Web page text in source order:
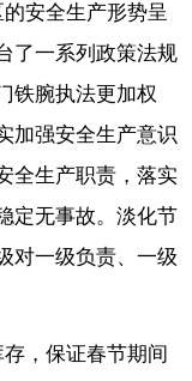
安全生产形势呈
了一系列政策法规
铁腕执法更加权
加强安全生产意识
全生产职责，落实
定无事故。淡化节
对一级负责、一级
，保证春节期间